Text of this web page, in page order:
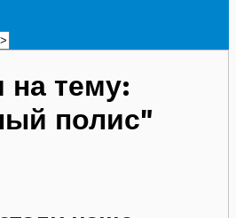
на тему:
полис"